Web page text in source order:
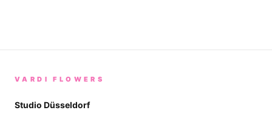
VARDI FLOWERS
Studio Düsseldorf